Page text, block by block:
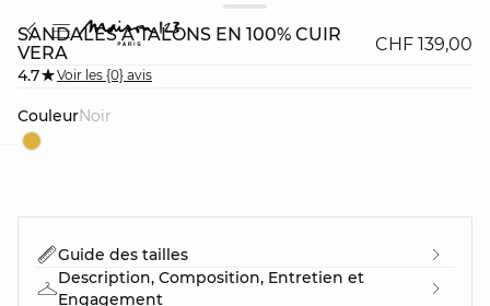
SANDALES À TALONS EN 100% CUIR
VERA
CHF 139,00
4.7 Voir les {0} avis
Couleur noir
Guide des tailles
Description, Composition, Entretien et
Engagement